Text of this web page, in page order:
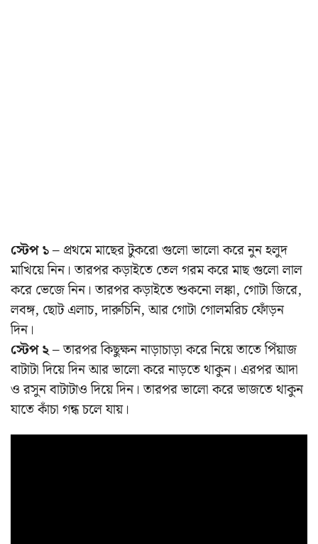
স্টেপ ১ –প্রথমে মাছের টুকরো গুলো ভালো করে নুন হলুদ
মাখিয়ে নিন। তারপর কড়াইতে তেল গরম করে মাছ গুলো লাল
করে ভেজে নিন। তারপর কড়াইতে শুকনো লঙ্কা, গোটা জিরে,
লবঙ্গ, ছোট এলাচ, দারুচিনি, আর গোটা গোলমরিচ ফোঁড়ন
দিন।
স্টেপ ২ –তারপর কিছুক্ষন নাড়াচাড়া করে নিয়ে তাতে পিঁয়াজ
বাটাটা দিয়ে দিন আর ভালো করে নাড়তে থাকুন। এরপর আদা
ও রসুন বাটাটাও দিয়ে দিন। তারপর ভালো করে ভাজতে থাকুন
যাতে কাঁচা গন্ধ চলে যায়।